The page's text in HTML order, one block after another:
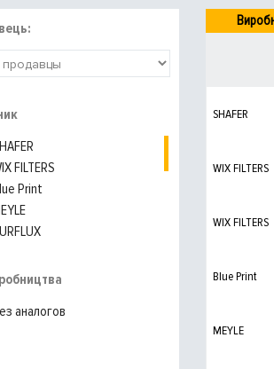
FILTERS
Print
FILTER
аналогов
SHAFER
WIX FILTERS
WIX FILTERS
Blue Print
MEYLE